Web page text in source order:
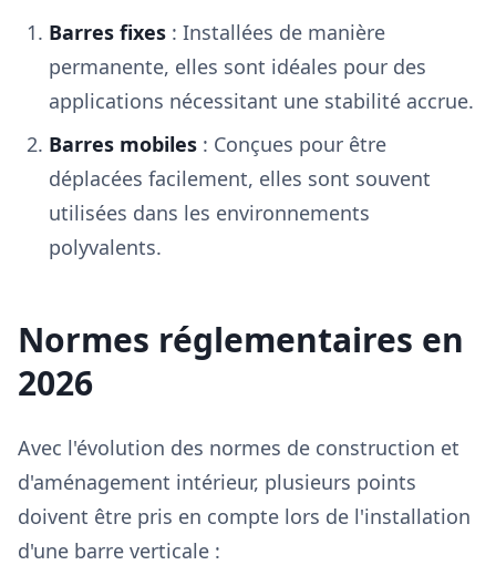
Barres fixes : Installées de manière
permanente, elles sont idéales pour des
applications nécessitant une stabilité accrue.
Barres mobiles : Conçues pour être
déplacées facilement, elles sont souvent
utilisées dans les environnements
polyvalents.
Normes réglementaires en
2026
Avec l'évolution des normes de construction et
d'aménagement intérieur, plusieurs points
doivent être pris en compte lors de l'installation
d'une barre verticale :